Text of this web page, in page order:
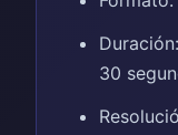
30